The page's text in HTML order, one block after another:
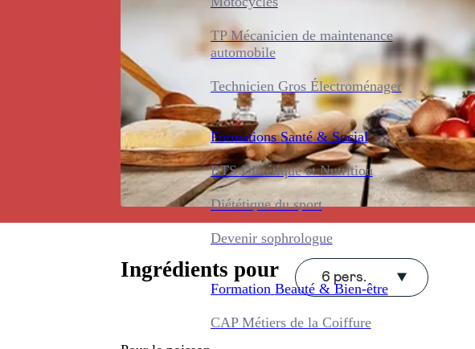
TP Mécanicien de maintenance
automobile
Technicien Gros Électroménager
Formations Santé & Social
BTS Diététique et Nutrition
Diététique du sport
Devenir sophrologue
Formation Beauté & Bien-être
CAP Métiers de la Coiffure
Ingrédients pour 6 pers.